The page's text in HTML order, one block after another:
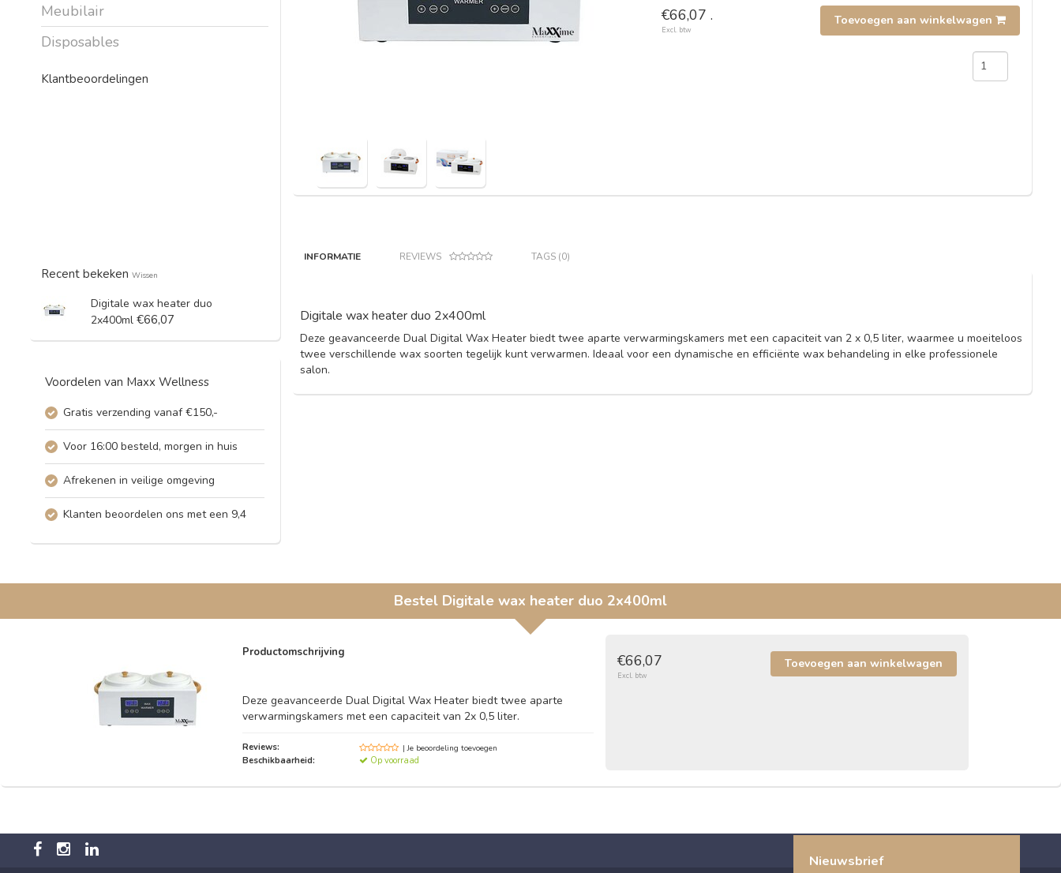
Meubilair
Disposables
Klantbeoordelingen
Recent bekeken Wissen
Digitale wax heater duo
2x400ml €66,07
Voordelen van Maxx Wellness
Gratis verzending vanaf €150,-
Voor 16:00 besteld, morgen in huis
Afrekenen in veilige omgeving
Klanten beoordelen ons met een 9,4
€66,07 .
Excl. btw
Toevoegen aan winkelwagen
INFORMATIE REVIEWS TAGS (0)
Digitale wax heater duo 2x400ml
Deze geavanceerde Dual Digital Wax Heater biedt twee aparte verwarmingskamers met een capaciteit van 2 x 0,5 liter, waarmee u moeiteloos
twee verschillende wax soorten tegelijk kunt verwarmen. Ideaal voor een dynamische en efficiënte wax behandeling in elke professionele
salon.
Bestel Digitale wax heater duo 2x400ml
Productomschrijving
Deze geavanceerde Dual Digital Wax Heater biedt twee aparte
verwarmingskamers met een capaciteit van 2x 0,5 liter.
Reviews: | Je beoordeling toevoegen
Beschikbaarheid: Op voorraad
€66,07
Excl. btw
Nieuwsbrief